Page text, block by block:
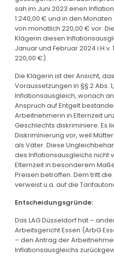
sah im Juni 2023 einen
1.240,00 € und in den
von monatlich 220,00 € vor.
Klägerin diesen
Januar und Februar 2024
220,00 €).
Die Klägerin ist der Ansicht,
Voraussetzungen in §§ 2 Abs. 1,
Inflationsausgleich, wonach
Anspruch auf Entgelt
Arbeitnehmerin in Elternzeit
Geschlechts diskriminiere. Es
Diskriminierung vor, weil
als Väter. Diese
des Inflationsausgleichs nicht
Elternzeit in besonderem
Preisen betroffen. Dem tritt
verweist u.a. auf die
Entscheidungsgründe:
Das LAG Düsseldorf hat –
Arbeitsgericht Essen (ArbG
– den Antrag der
Inflationsausgleichs